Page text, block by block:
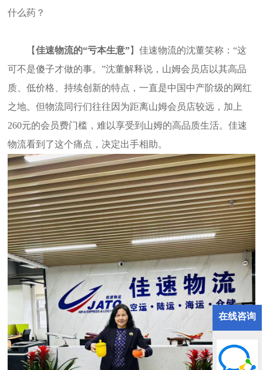
什么药？
【佳速物流的“亏本生意”】佳速物流的沈董笑称：“这
可不是傻子才做的事。”沈董解释说，山姆会员店以其高品
质、低价格、持续创新的特点，一直是中国中产阶级的网红
之地。但物流同行们往往因为距离山姆会员店较远，加上
260元的会员费门槛，难以享受到山姆的高品质生活。佳速
物流看到了这个痛点，决定出手相助。
在线咨询